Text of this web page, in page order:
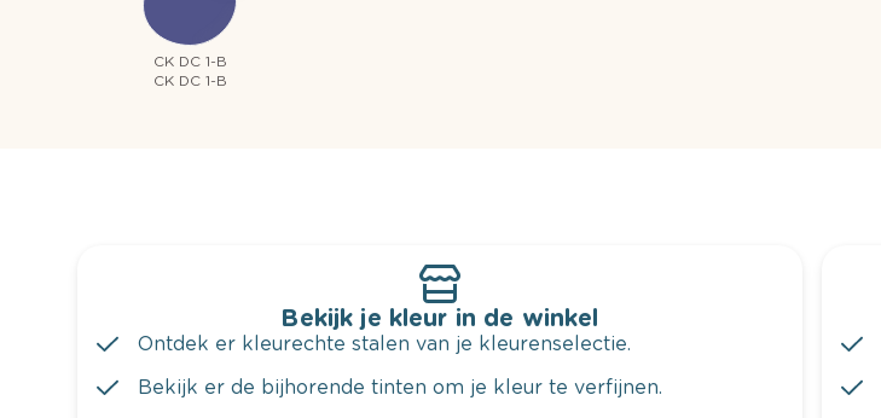
CK DC 1-B
CK DC 1-B
Bekijk je kleur in de winkel
Ontdek er kleurechte stalen van je kleurenselectie.
Bekijk er de bijhorende tinten om je kleur te verfijnen.